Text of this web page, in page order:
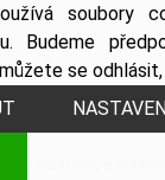
na funkce a
soubory
Budeme
se